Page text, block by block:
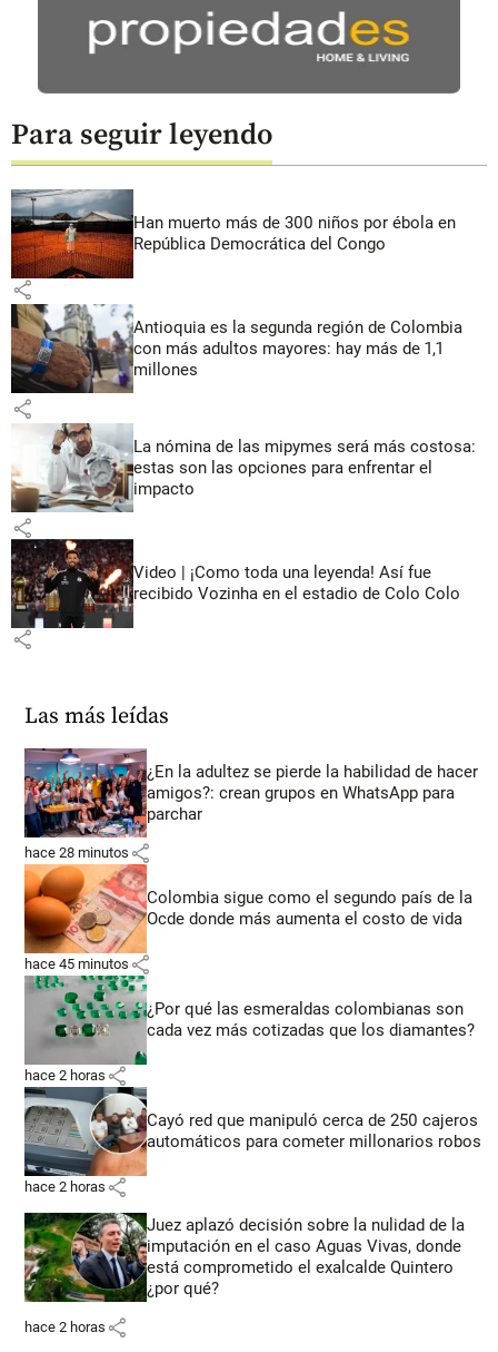
Para seguir leyendo
Han muerto más de 300 niños por ébola en
República Democrática del Congo
share
Antioquia es la segunda región de Colombia
con más adultos mayores: hay más de 1,1
millones
share
La nómina de las mipymes será más costosa:
estas son las opciones para enfrentar el
impacto
share
Video | ¡Como toda una leyenda! Así fue
recibido Vozinha en el estadio de Colo Colo
share
Las más leídas
¿En la adultez se pierde la habilidad de hacer
amigos?: crean grupos en WhatsApp para
parchar
hace 28 minutos share
Colombia sigue como el segundo país de la
Ocde donde más aumenta el costo de vida
hace 45 minutos share
¿Por qué las esmeraldas colombianas son
cada vez más cotizadas que los diamantes?
hace 2 horas share
Cayó red que manipuló cerca de 250 cajeros
automáticos para cometer millonarios robos
hace 2 horas share
Juez aplazó decisión sobre la nulidad de la
imputación en el caso Aguas Vivas, donde
está comprometido el exalcalde Quintero
¿por qué?
hace 2 horas share